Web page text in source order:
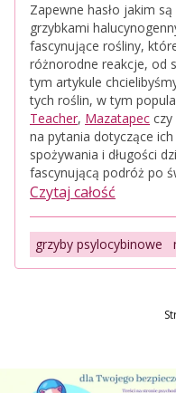
Zapewne hasło jakim
grzybkami
fascynujące rośliny,
różnorodne reakcje, od
tym artykule
tych roślin, w tym
Teacher, Mazatapec
na pytania dotyczące
spożywania i długości
fascynującą podróż po
Czytaj całość
grzyby psylocybinowe